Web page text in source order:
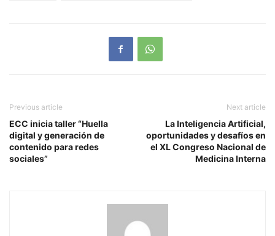
Previous article
ECC inicia taller “Huella
digital y generación de
contenido para redes
sociales”
Next article
La Inteligencia Artificial,
oportunidades y desafíos en
el XL Congreso Nacional de
Medicina Interna